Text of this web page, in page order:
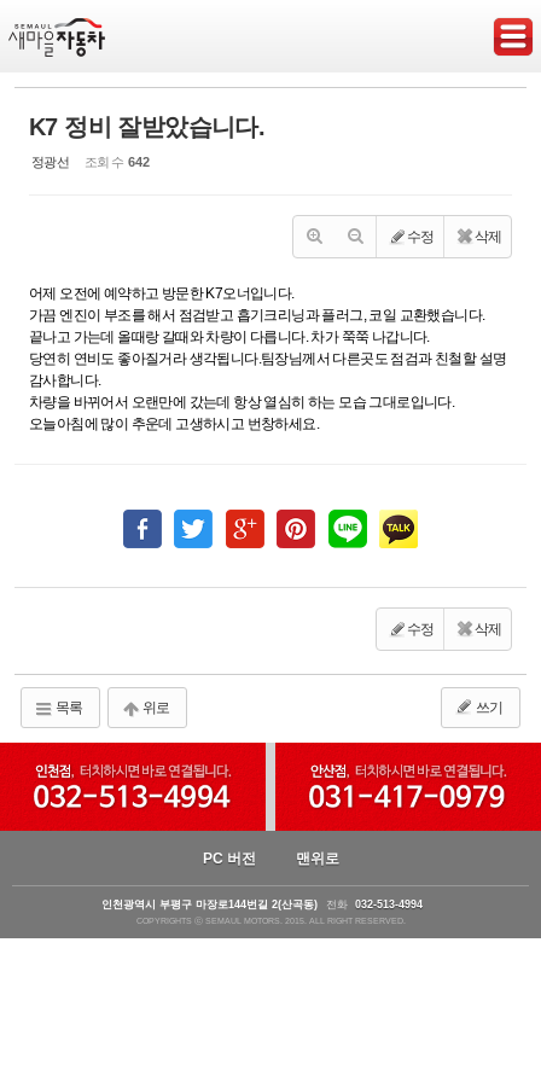
K7 정비 잘받았습니다.
정광선 조회 수 642
수정 삭제
어제 오전에 예약하고 방문한 K7오너입니다.
가끔 엔진이 부조를 해서 점검받고 흡기크리닝과 플러그, 코일 교환했습니다.
끝나고 가는데 올때랑 갈때와 차량이 다릅니다. 차가 쭉쭉 나갑니다.
당연히 연비도 좋아질거라 생각됩니다.팀장님께서 다른곳도 점검과 친철할 설명
감사합니다.
차량을 바뀌어서 오랜만에 갔는데 항상 열심히 하는 모습 그대로입니다.
오늘아침에 많이 추운데 고생하시고 번창하세요.
수정 삭제
목록 위로 쓰기
PC 버전 맨위로
인천광역시 부평구 마장로144번길 2(산곡동) 전화 032-513-4994
COPYRIGHTS ⓒ SEMAUL MOTORS. 2015. ALL RIGHT RESERVED.
Sketchbook5, 스케치북5
Sketchbook5, 스케치북5